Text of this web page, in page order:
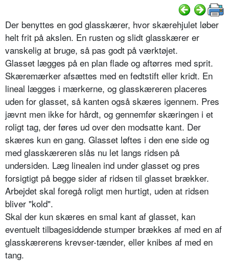
Der benyttes en god glasskærer, hvor skærehjulet løber
helt frit på akslen. En rusten og slidt glasskærer er
vanskelig at bruge, så pas godt på værktøjet.
Glasset lægges på en plan flade og aftørres med sprit.
Skæremærker afsættes med en fedtstift eller kridt. En
lineal lægges i mærkerne, og glasskæreren placeres
uden for glasset, så kanten også skæres igennem. Pres
jævnt men ikke for hårdt, og gennemfør skæringen i et
roligt tag, der føres ud over den modsatte kant. Der
skæres kun en gang. Glasset løftes i den ene side og
med glasskæreren slås nu let langs ridsen på
undersiden. Læg linealen ind under glasset og pres
forsigtigt på begge sider af ridsen til glasset brækker.
Arbejdet skal foregå roligt men hurtigt, uden at ridsen
bliver "kold".
Skal der kun skæres en smal kant af glasset, kan
eventuelt tilbagesiddende stumper brækkes af med en af
glasskærerens krevser-tænder, eller knibes af med en
tang.